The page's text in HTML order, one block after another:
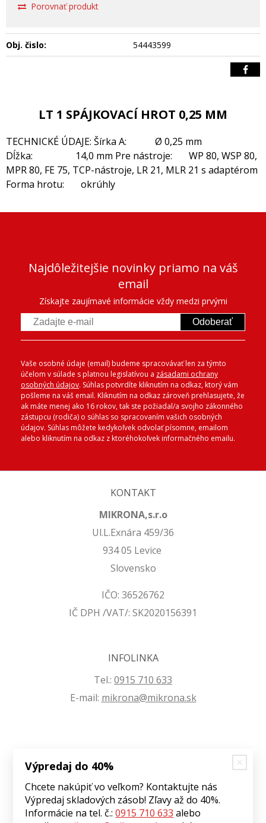
Porovnať produkt
Obj. čislo: 54443599
LT 1 SPÁJKOVACÍ HROT 0,25 MM
TECHNICKÉ ÚDAJE: Šírka A: Ø 0,25 mm
Dĺžka: 14,0 mm Pre nástroje: WP 80, WSP 80,
MPR 80, FE 75, TCP-nástroje, LR 21, MLR 21 s adaptérom
Forma hrotu: okrúhly
Najdôležitejšie novinky priamo na váš
email
Získajte zaujímavé informácie vždy medzi prvými
Odoberať
Vaše osobné údaje (email) budeme spracovávať len za týmto
účelom v súlade s platnou legislatívou a zásadami ochrany
osobných údajov. Súhlas potvrdíte kliknutím na odkaz, ktorý vám
pošleme na váš email. Kliknutím na odkaz zároveň prehlasujete, že
ak máte menej ako 16 rokov, tak ste požiadal/a svojho zákonného
zástupcu (rodiča) o súhlas so spracovaním vašich osobných
údajov. Súhlas môžete kedykoľvek odvolať písomne, emailom
alebo kliknutím na odkaz z ktoréhokoľvek informačného emailu.
KONTAKT
MIKRONA,s.r.o
Ul.L.Exnára 459/36
934 05 Levice
Slovensko
IČO: 36526762
IČ DPH /VAT/: SK2020156391
INFOLINKA
Tel.: 0915 710 633
E-mail: mikrona@mikrona.sk
VŠETKO O NÁKUPE
Obchodné podmienky
Ochrana osobných údajov
Výpredaj do 40%
Chcete nakúpiť vo veľkom? Kontaktujte nás
Výpredaj skladových zásob! Zľavy až do 40%.
Informácie na tel. č.:0915 710 633 alebo